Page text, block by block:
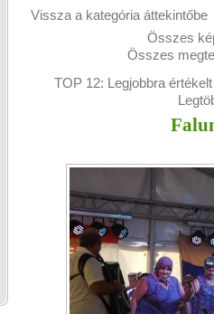
Vissza a kategória áttekintőbe
Összes
Összes
TOP 12: Legjobbra értékelt